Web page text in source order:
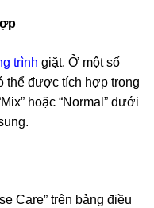
trình giặt. Ở một số
thể được tích hợp trong
hoặc “Normal” dưới
Care” trên bảng điều